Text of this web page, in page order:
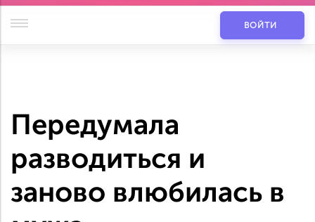
ВОЙТИ
Передумала
разводиться и
заново влюбилась в